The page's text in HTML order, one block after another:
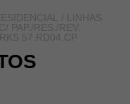
/
LINHAS
PAP./RES./REV.
57.RD04.CP